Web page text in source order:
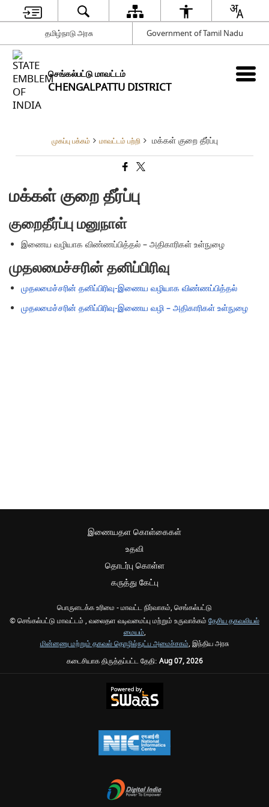
தமிழ்நாடு அரசு Government of Tamil Nadu
செங்கல்பட்டு மாவட்டம்
CHENGALPATTU DISTRICT
முகப்பு பக்கம் மாவட்டம் பற்றி மக்கள் குறை தீர்ப்பு
மக்கள் குறை தீர்ப்பு
குறைதீர்ப்பு மனுநாள்
இணைய வழியாக விண்ணப்பித்தல் – அதிகாரிகள் உள்நுழை
முதலமைச்சரின் தனிப்பிரிவு
முதலமைச்சரின் தனிப்பிரிவு-இணைய வழியாக விண்ணப்பித்தல்
முதலமைச்சரின் தனிப்பிரிவு-இணைய வழி – அதிகாரிகள் உள்நுழை
இணையதள கொள்கைகள்
உதவி
தொடர்பு கொள்ள
கருத்து கேட்பு
பொருளடக்க உரிமை - மாவட்ட நிர்வாகம், செங்கல்பட்டு
© செங்கல்பட்டு மாவட்டம் , வலைதள வடிவமைப்பு மற்றும் உருவாக்கம் தேசிய தகவலியல்
மையம்,
மின்னணு மற்றும் தகவல் தொழில்நுட்ப அமைச்சகம், இந்திய அரசு
கடைசியாக திருத்தப்பட்ட தேதி: Aug 07, 2026